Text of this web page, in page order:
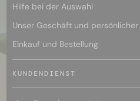
Hilfe bei der Auswahl
Unser Geschäft und
Einkauf und Bestellung
KUNDENDIENST